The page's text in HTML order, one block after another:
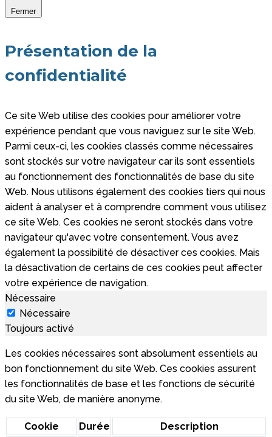
Fermer
Présentation de la
confidentialité
Ce site Web utilise des cookies pour améliorer votre
expérience pendant que vous naviguez sur le site Web.
Parmi ceux-ci, les cookies classés comme nécessaires
sont stockés sur votre navigateur car ils sont essentiels
au fonctionnement des fonctionnalités de base du site
Web. Nous utilisons également des cookies tiers qui nous
aident à analyser et à comprendre comment vous utilisez
ce site Web. Ces cookies ne seront stockés dans votre
navigateur qu'avec votre consentement. Vous avez
également la possibilité de désactiver ces cookies. Mais
la désactivation de certains de ces cookies peut affecter
votre expérience de navigation.
Nécessaire
Nécessaire
Toujours activé
Les cookies nécessaires sont absolument essentiels au
bon fonctionnement du site Web. Ces cookies assurent
les fonctionnalités de base et les fonctions de sécurité
du site Web, de manière anonyme.
Cookie Durée Description